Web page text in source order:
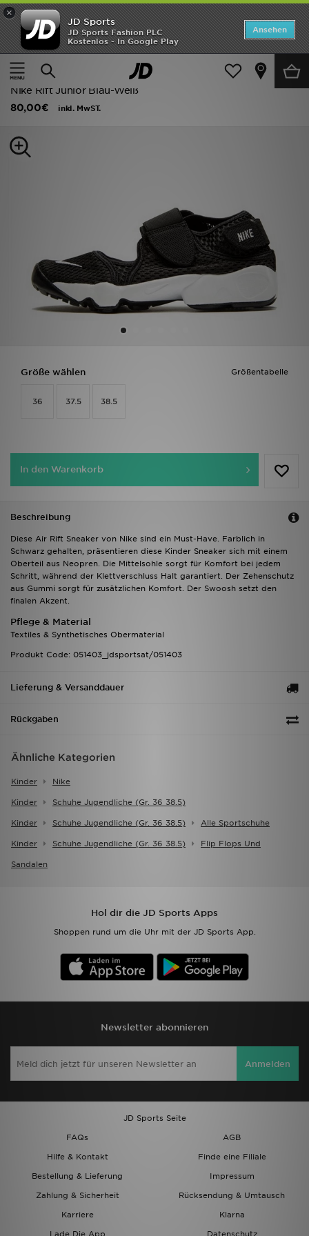
×
JD Sports
JD Sports Fashion PLC
Kostenlos - In Google Play
Ansehen
Startseite
Kinder
Schuhe Jugendliche (Gr. 36-38.5)
Nike Rift Junior Blau-Weiß
80,00€
inkl. MwST.
Größentabelle
Größe wählen
36 37.5 38.5
In den Warenkorb
Beschreibung
Diese Air Rift Sneaker von Nike sind ein Must-Have. Farblich in
Schwarz gehalten, präsentieren diese Kinder Sneaker sich mit einem
Oberteil aus Neopren. Die Mittelsohle sorgt für Komfort bei jedem
Schritt, während der Klettverschluss Halt garantiert. Der Zehenschutz
aus Gummi sorgt für zusätzlichen Komfort. Der Swoosh setzt den
finalen Akzent.
Pflege & Material
Textiles & Synthetisches Obermaterial
Produkt Code: 051403_jdsportsat/051403
Lieferung & Versanddauer
Rückgaben
Ähnliche Kategorien
Kinder Nike
Kinder Schuhe Jugendliche (gr. 36 38.5)
Kinder Schuhe Jugendliche (gr. 36 38.5) Alle Sportschuhe
Kinder Schuhe Jugendliche (gr. 36 38.5) Flip Flops Und
Sandalen
Hol dir die JD Sports Apps
Shoppen rund um die Uhr mit der JD Sports App.
Newsletter abonnieren
Anmelden
JD Sports Seite
FAQs
AGB
Hilfe & Kontakt
Finde eine Filiale
Bestellung & Lieferung
Impressum
Zahlung & Sicherheit
Rücksendung & Umtausch
Karriere
Klarna
Startseite
ANGEBOTE
Marken
Herren
JD Exklusives
Fußball
Lade Die APP
Geschenkkarte
Mein JD
Hilfe & Kontakt
Trending Styles